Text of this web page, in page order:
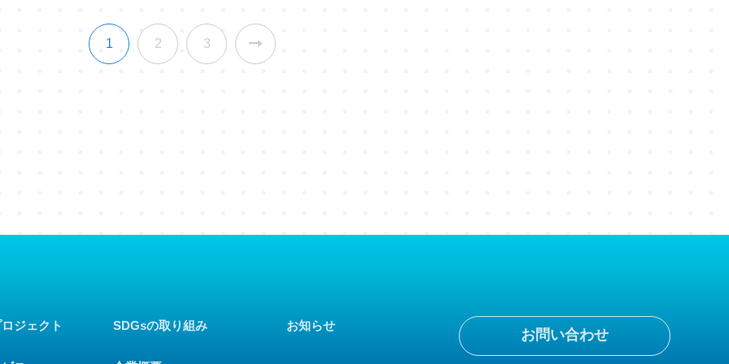
1 2 3
ジェクト SDGsの取り組み お知らせ
お問い合わせ